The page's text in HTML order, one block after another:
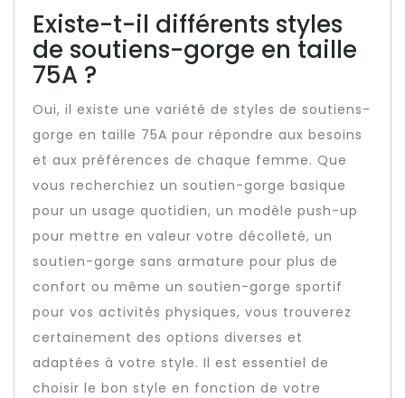
Existe-t-il différents styles
de soutiens-gorge en taille
75A ?
Oui, il existe une variété de styles de soutiens-
gorge en taille 75A pour répondre aux besoins
et aux préférences de chaque femme. Que
vous recherchiez un soutien-gorge basique
pour un usage quotidien, un modèle push-up
pour mettre en valeur votre décolleté, un
soutien-gorge sans armature pour plus de
confort ou même un soutien-gorge sportif
pour vos activités physiques, vous trouverez
certainement des options diverses et
adaptées à votre style. Il est essentiel de
choisir le bon style en fonction de votre